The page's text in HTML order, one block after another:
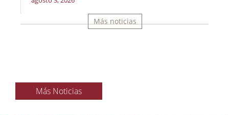
Más noticias
Más Noticias